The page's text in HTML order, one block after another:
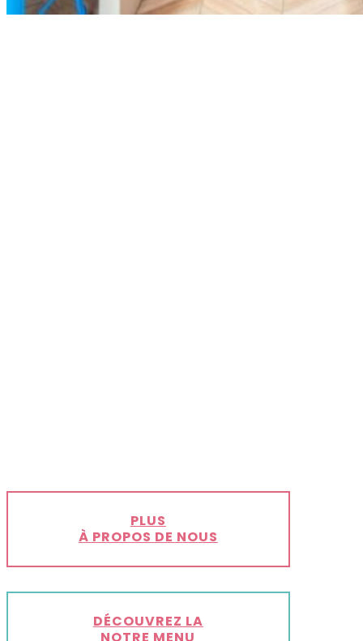
PLUS
À PROPOS DE NOUS
DÉCOUVREZ LA
NOTRE MENU